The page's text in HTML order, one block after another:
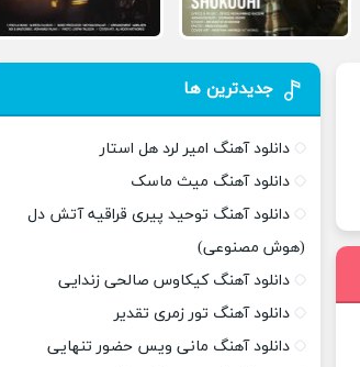
جدیدترین ها
دانلود آهنگ امیر لرد هل استار
دانلود آهنگ میث ماسک
دانلود آهنگ توحید پیری قراقیه آتش دل
(هوش مصنوعی)
دانلود آهنگ کیکاوس صالحی زندایی
دانلود آهنگ تور زمری تقدیر
دانلود آهنگ مانی ویس حضور تنهایی